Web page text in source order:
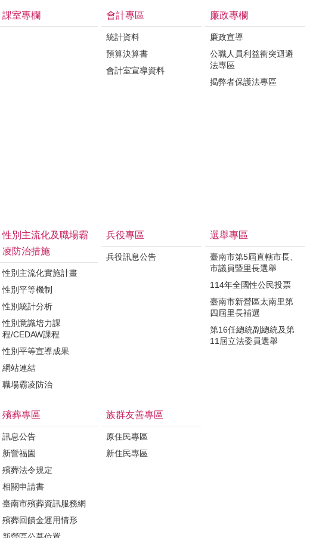
課室專欄 會計專區
統計資料
預算決算書
會計室宣導資料
廉政專欄
廉政宣導
公職人員利益衝突迴避
法專區
揭弊者保護法專區
性別主流化及職場霸
凌防治措施
性別主流化實施計畫
性別平等機制
性別統計分析
性別意識培力課
程/CEDAW課程
性別平等宣導成果
網站連結
職場霸凌防治
兵役專區
兵役訊息公告
選舉專區
臺南市第5屆直轄市長、
市議員暨里長選舉
114年全國性公民投票
臺南市新營區太南里第
四屆里長補選
第16任總統副總統及第
11屆立法委員選舉
殯葬專區
訊息公告
新營福園
殯葬法令規定
相關申請書
臺南市殯葬資訊服務網
殯葬回饋金運用情形
族群友善專區
原住民專區
新住民專區